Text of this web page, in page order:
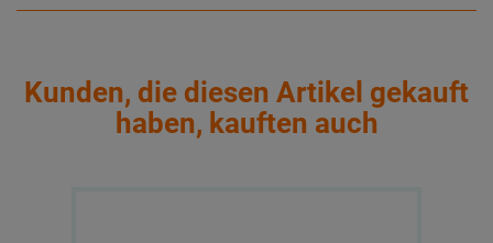
Kunden, die diesen Artikel gekauft
haben, kauften auch